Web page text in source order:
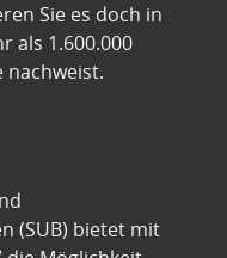
Sie es doch in
als 1.600.000
nachweist.
(SUB) bietet mit